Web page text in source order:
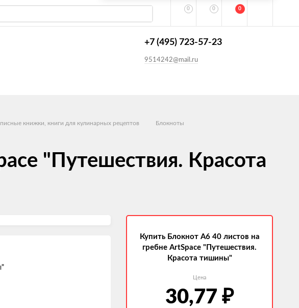
0 0 0
+7 (495) 723-57-23
9514242@mail.ru
книжки, книги для кулинарных рецептов
Блокноты
"Путешествия. Красота
Купить Блокнот А6 40 листов на
гребне ArtSpace "Путешествия.
Красота тишины"
Цена
30,77 ₽